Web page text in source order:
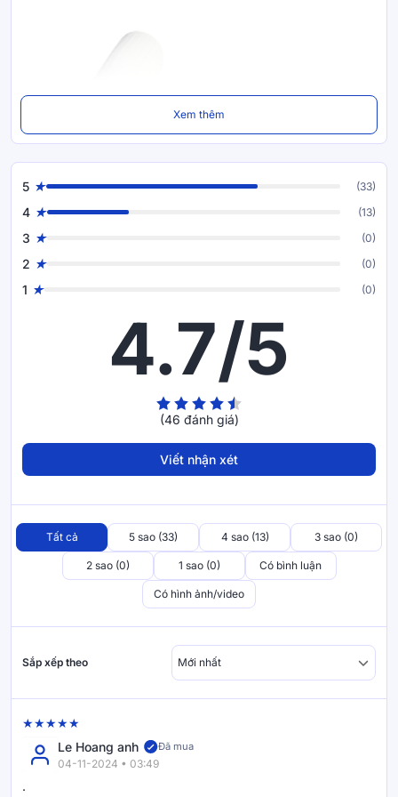
100% cao su thiên nhiên nguyên khối với độ
đàn hồi tối ưu
Nệm cao su Kim Cương Diamond Luxury sử dụng 100% cao
su thiên nhiên nguyên khối với 2 mặt lỗ nhỏ đối xứng được
phong cho xu hướng “ngủ sạch” ngủ organic được người tiêu
dùng lựa chọn.
Sản phẩm có độ đàn hồi tối ưu – độ bền & tuổi thọ cao, đã
được Tổ chức Guiness Việt Nam xác nhận kỷ lục chiếcnệm
có nhiều người nhảy nhất mà không bị xẹp lún.
Các đường cong được thiết kế một cách khoa học và đẹp
mắt trên bề mặt tấm nệm tạo độ nâng đỡ phù hợp với các bộ
Xem thêm
5 (33)
4 (13)
3 (0)
2 (0)
1 (0)
4.7/5
(46 đánh giá)
Viết nhận xét
Tất cả 5 sao (33) 4 sao (13) 3 sao (0)
2 sao (0) 1 sao (0) Có bình luận
Có hình ảnh/video
Sắp xếp theo
Le Hoang anh Đã mua
04-11-2024 • 03:49
.